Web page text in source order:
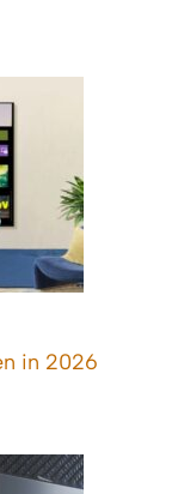
in 2026